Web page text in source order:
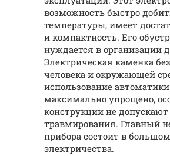
возможность быстро
температуры, имеет
и компактность. Его
нуждается в организации
Электрическая каменка
человека и окружающей
использование
максимально упрощено,
конструкции не
травмирования. Главный
прибора состоит в
электричества.